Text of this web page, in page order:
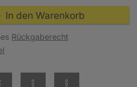
In den Warenkorb
Rückgaberecht